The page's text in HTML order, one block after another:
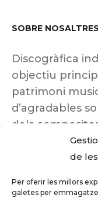
de
Per oferir les millors
galetes per
SOBRE NOSALTRES
Discogràfica
objectiu
patrimoni
d’agradables
dels